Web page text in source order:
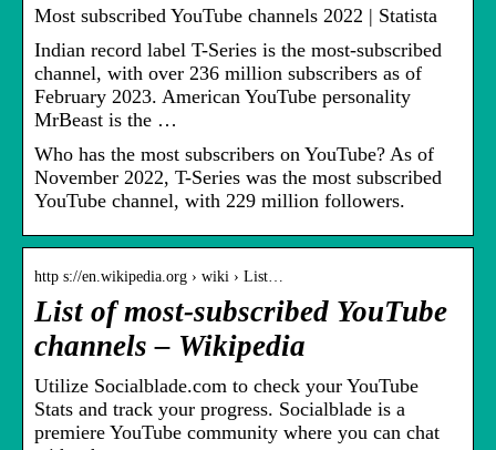
Most subscribed YouTube channels 2022 | Statista
Indian record label T-Series is the most-subscribed
channel, with over 236 million subscribers as of
February 2023. American YouTube personality
MrBeast is the …
Who has the most subscribers on YouTube? As of
November 2022, T-Series was the most subscribed
YouTube channel, with 229 million followers.
http s://en.wikipedia.org › wiki › List…
List of most-subscribed YouTube
channels – Wikipedia
Utilize Socialblade.com to check your YouTube
Stats and track your progress. Socialblade is a
premiere YouTube community where you can chat